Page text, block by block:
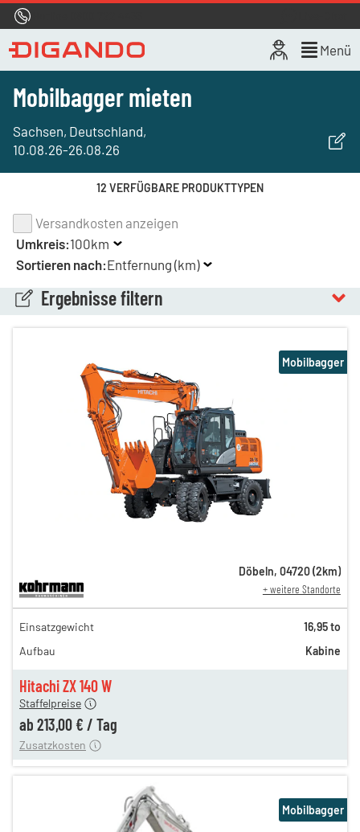
Menü
Mobilbagger mieten
Sachsen, Deutschland,
10.08.26-26.08.26
12 VERFÜGBARE PRODUKTTYPEN
Ergebnisse filtern
Versandkosten anzeigen
Umkreis:100km
Sortieren nach:Entfernung (km)
Hitachi ZX 140 W
368,00 €
306,00 €
255,00 €
Staffelpreise
ab 213,00 € / Tag
12,00 €
Zusatzkosten
Mobilbagger
Döbeln, 04720(2km)
+ weitere Standorte
Einsatzgewicht
16,95 to
Aufbau
Kabine
Mobilbagger